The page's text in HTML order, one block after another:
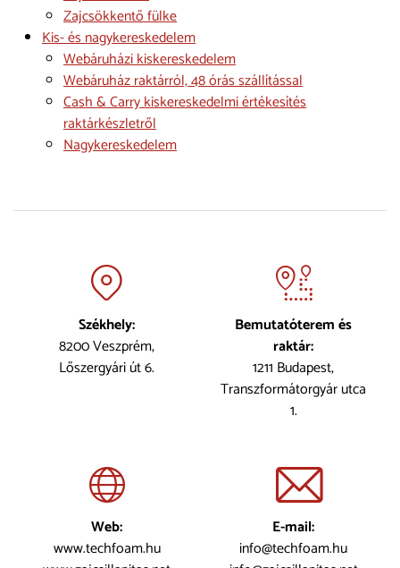
Zajcsökkentő fülke
Kis- és nagykereskedelem
Webáruházi kiskereskedelem
Webáruház raktárról, 48 órás szállítással
Cash & Carry kiskereskedelmi értékesítés
raktárkészletről
Nagykereskedelem
Székhely:
8200 Veszprém,
Lőszergyári út 6.
Bemutatóterem és
raktár:
1211 Budapest,
Transzformátorgyár utca
1.
Web:
www.techfoam.hu
E-mail:
info@techfoam.hu